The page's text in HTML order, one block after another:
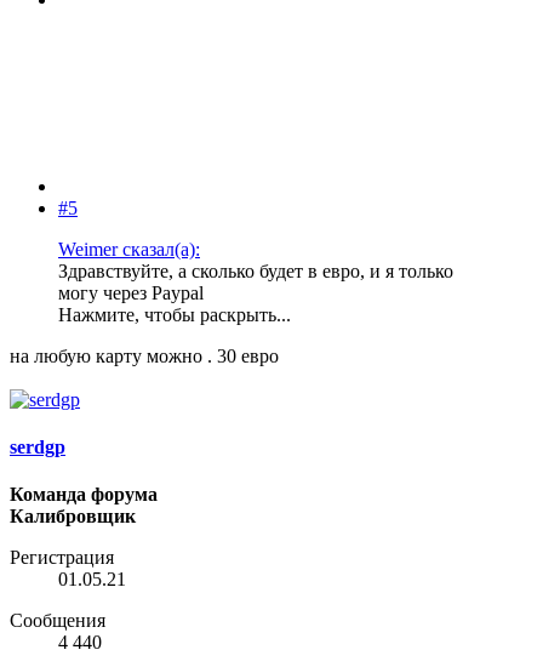
#5
Weimer сказал(а):
Здравствуйте, а сколько будет в евро, и я только
могу через Paypal
Нажмите, чтобы раскрыть...
на любую карту можно . 30 евро
serdgp
Команда форума
Калибровщик
Регистрация
01.05.21
Сообщения
4 440